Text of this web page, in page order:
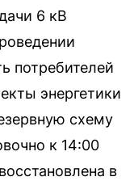
6 кВ
потребителей
энергетики
схему
к 14:00
в